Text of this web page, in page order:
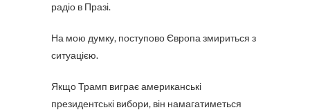
радіо в Празі.
На мoю думку, поступово Європа змириться з
ситуацією.
Якщо Трамп виграє американські
президентські вибори, він намагатиметься